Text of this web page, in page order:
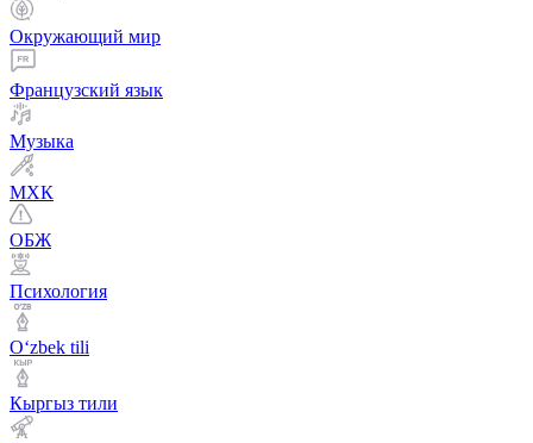
Окружающий мир
Французский язык
Музыка
МХК
ОБЖ
Психология
Оʻzbek tili
Кыргыз тили